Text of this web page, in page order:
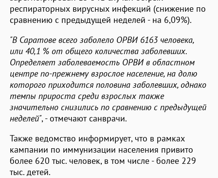
респираторных вирусных инфекций (снижение по
сравнению с предыдущей неделей - на 6,09%).
"В Саратове всего заболело ОРВИ 6163 человека,
или 40,1 % от общего количества заболевших.
Определяет заболеваемость ОРВИ в областном
центре по-прежнему взрослое население, на долю
которого приходится половина заболевших, однако
темпы прироста среди взрослых также
значительно снизились по сравнению с предыдущей
неделей", - отмечают санврачи.
Также ведомство информирует, что в рамках
кампании по иммунизации населения привито
более 620 тыс. человек, в том числе - более 229
тыс. детей.